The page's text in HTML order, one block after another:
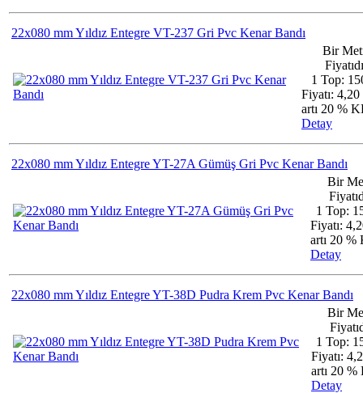
22x080 mm Yıldız Entegre VT-237 Gri Pvc Kenar Bandı
Bir
1 Top:
Fiyatı:
artı 20 %
Detay
22x080 mm Yıldız Entegre YT-27A Gümüş Gri Pvc Kenar Bandı
Bir
1 Top:
Fiyatı:
artı 20
Detay
22x080 mm Yıldız Entegre YT-38D Pudra Krem Pvc Kenar Bandı
Bir
1 Top:
Fiyatı:
artı 20
Detay